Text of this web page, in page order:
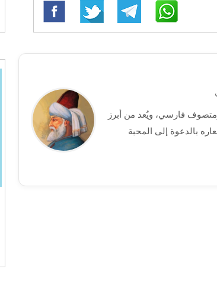
وفقيه ومتصوف فارسي، ويُعد من أبرز